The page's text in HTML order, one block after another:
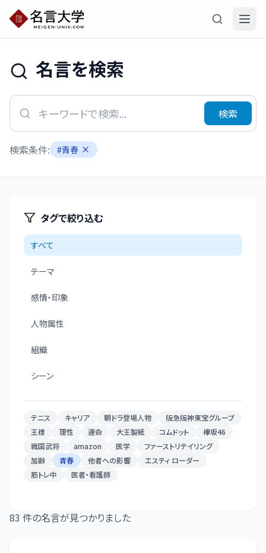
名言を検索
検索
検索条件: #青春
タグで絞り込む
すべて
テーマ
感情・印象
人物属性
組織
シーン
テニス キャリア 朝ドラ登場人物
阪急阪神東宝グループ
王様
理性 運命 大王製紙 コムドット
欅坂46
戦国武将
amazon 医学
ファーストリテイリング
加齢
青春 他者への影響
エスティ ローダー
筋トレ中
医者・看護師
83 件の名言が見つかりました